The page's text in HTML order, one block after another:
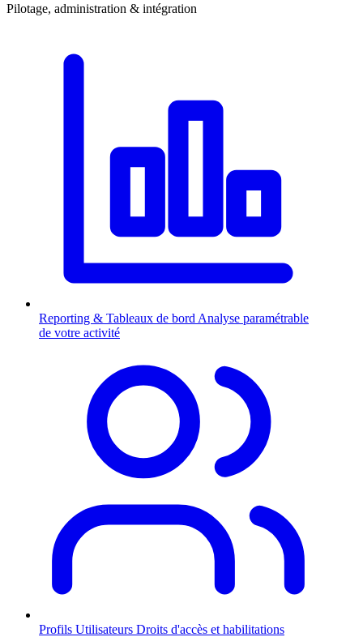
Pilotage, administration & intégration
Reporting & Tableaux de bord Analyse paramétrable
de votre activité
Profils Utilisateurs Droits d'accès et habilitations